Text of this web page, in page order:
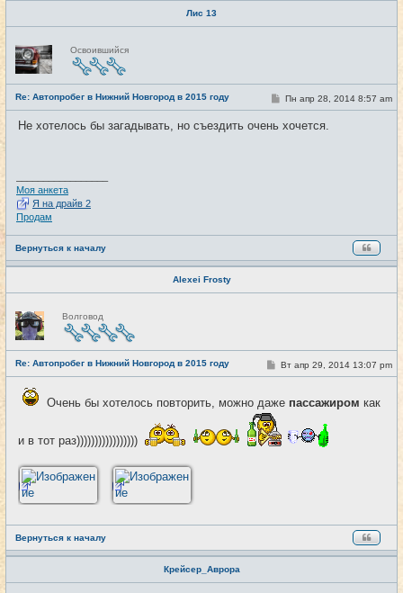
Лис 13
Н
е
в
с
е
т
и
Освоившийся
Re: Автопробег в Нижний Новгород в 2015 году #3
С
о
б
Пн апр 28, 2014 8:57 am
Не хотелось бы загадывать, но съездить очень хочется.
Моя анкета
Я на драйв 2
Продам
Вернуться к началу
Alexei Frosty
Н
е
в
с
е
т
и
Волговод
Re: Автопробег в Нижний Новгород в 2015 году #4
С
о
щ
и
Вт апр 29, 2014 13:07 pm
Очень бы хотелось повторить, можно даже пассажиром как
и в тот раз)))))))))))))))))
Вернуться к началу
Крейсер_Аврора